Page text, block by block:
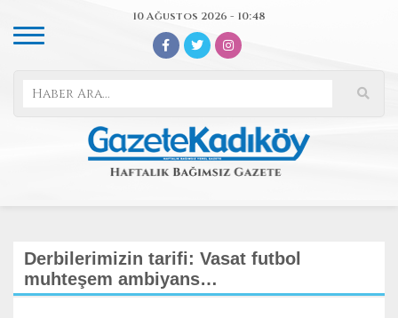
10 Ağustos 2026 - 10:48
Derbilerimizin tarifi: Vasat futbol
muhteşem ambiyans…